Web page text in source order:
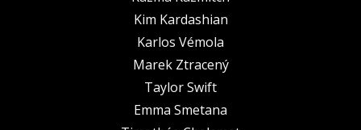
Kim Kardashian
Karlos Vémola
Marek Ztracený
Taylor Swift
Emma Smetana